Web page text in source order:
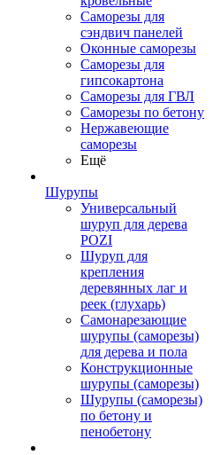
Саморезы для
сэндвич панелей
Оконные саморезы
Саморезы для
гипсокартона
Саморезы для ГВЛ
Саморезы по бетону
Нержавеющие
саморезы
Ещё
Шурупы
Универсальный
шуруп для дерева
POZI
Шуруп для
крепления
деревянных лаг и
реек (глухарь)
Самонарезающие
шурупы (саморезы)
для дерева и пола
Конструкционные
шурупы (саморезы)
Шурупы (саморезы)
по бетону и
пенобетону